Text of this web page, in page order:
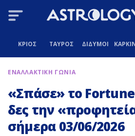
ΚΡΙΟΣ ΤΑΥΡΟΣ ΔΙΔΥΜΟΙ
ΕΝΑΛΛΑΚΤΙΚΗ ΓΩΝΙΑ
«Σπάσε» το
δες την
σήμερα 03/06/2026